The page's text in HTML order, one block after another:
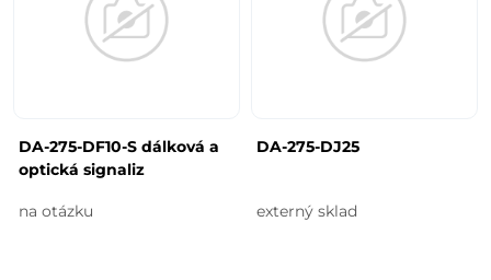
DA-275-DF10-S dálková a
optická signaliz
na otázku
DA-275-DJ25
externý sklad